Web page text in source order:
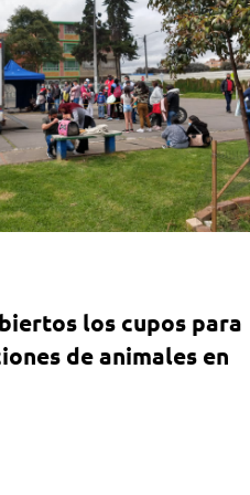
los cupos para
de animales en